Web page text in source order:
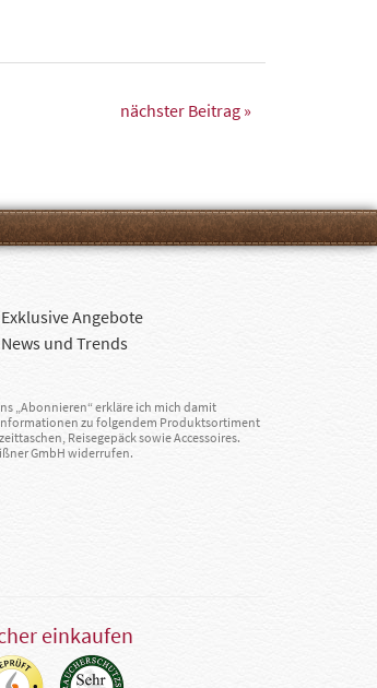
nächster Beitrag »
Exklusive Angebote
News und Trends
„Abonnieren“ erkläre ich mich damit
zu folgendem Produktsortiment
Reisegepäck sowie Accessoires.
GmbH widerrufen.
einkaufen